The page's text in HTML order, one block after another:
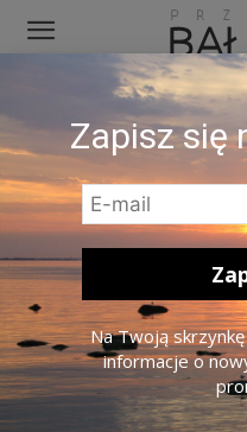
karolis-Zapisz się
Na Twoją
informacje o